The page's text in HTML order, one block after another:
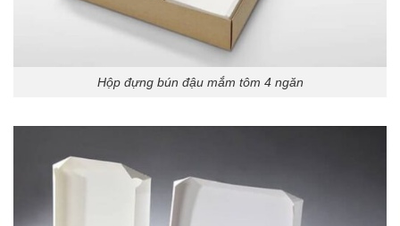
Hộp đựng bún đậu mắm tôm 4 ngăn